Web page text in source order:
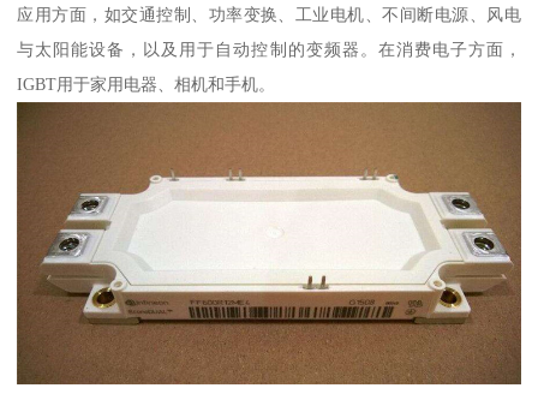
应用方面，如交通控制、功率变换、工业电机、不间断电源、风电
与太阳能设备，以及用于自动控制的变频器。在消费电子方面，
IGBT用于家用电器、相机和手机。